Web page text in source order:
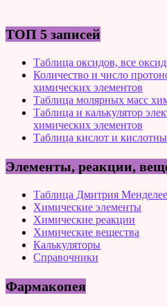
ТОП 5 записей
Таблица оксидов, все
Количество и число
химических элементов
Таблица молярных масс
Таблица и калькулятор
химических элементов
Таблица кислот и
Элементы, реакции,
Таблица Дмитрия
Химические элементы
Химические реакции
Химические вещества
Калькуляторы
Справочники
Фармакопея